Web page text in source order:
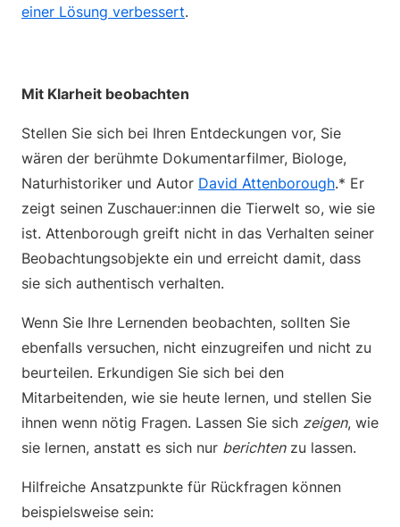
einer Lösung verbessert.
Mit Klarheit beobachten
Stellen Sie sich bei Ihren Entdeckungen vor, Sie
wären der berühmte Dokumentarfilmer, Biologe,
Naturhistoriker und Autor David Attenborough.* Er
zeigt seinen Zuschauer:innen die Tierwelt so, wie sie
ist. Attenborough greift nicht in das Verhalten seiner
Beobachtungsobjekte ein und erreicht damit, dass
sie sich authentisch verhalten.
Wenn Sie Ihre Lernenden beobachten, sollten Sie
ebenfalls versuchen, nicht einzugreifen und nicht zu
beurteilen. Erkundigen Sie sich bei den
Mitarbeitenden, wie sie heute lernen, und stellen Sie
ihnen wenn nötig Fragen. Lassen Sie sich zeigen, wie
sie lernen, anstatt es sich nur berichtenzu lassen.
Hilfreiche Ansatzpunkte für Rückfragen können
beispielsweise sein: